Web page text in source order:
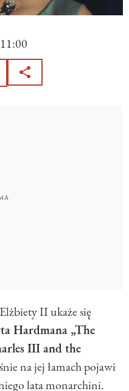
II ukaże się
Hardmana „The
III and the
na jej łamach pojawi
lata monarchini.